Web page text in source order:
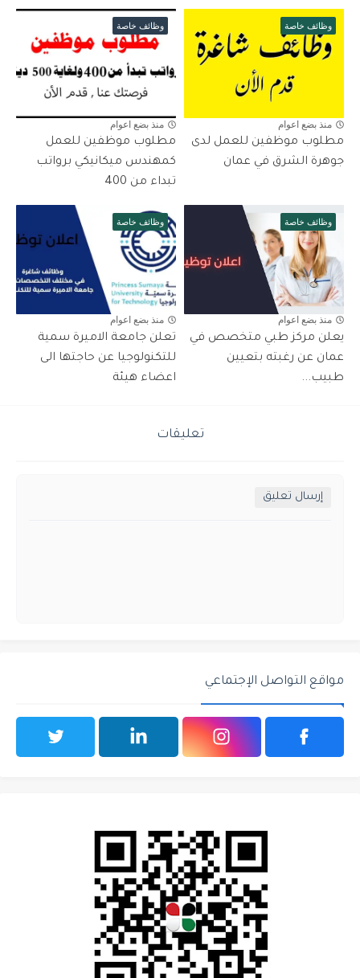
وظائف خاصة
منذ بضع اعوام
مطلوب موظفين للعمل لدى
جوهرة الشرق في عمان
وظائف خاصة
منذ بضع اعوام
مطلوب موظفين للعمل
كمهندس ميكانيكي برواتب
تبداء من 400
وظائف خاصة
منذ بضع اعوام
يعلن مركز طبي متخصص في
عمان عن رغبته بتعيين
طبيب...
وظائف خاصة
منذ بضع اعوام
تعلن جامعة الاميرة سمية
للتكنولوجيا عن حاجتها الى
اعضاء هيئة
تعليقات
إرسال تعليق
مواقع التواصل الإجتماعي